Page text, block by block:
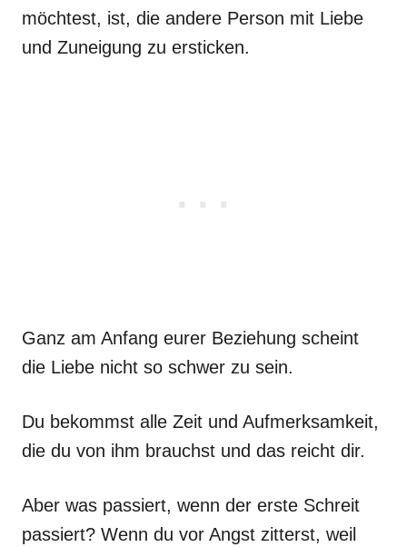
möchtest, ist, die andere Person mit Liebe
und Zuneigung zu ersticken.
Ganz am Anfang eurer Beziehung scheint
die Liebe nicht so schwer zu sein.
Du bekommst alle Zeit und Aufmerksamkeit,
die du von ihm brauchst und das reicht dir.
Aber was passiert, wenn der erste Schreit
passiert? Wenn du vor Angst zitterst, weil